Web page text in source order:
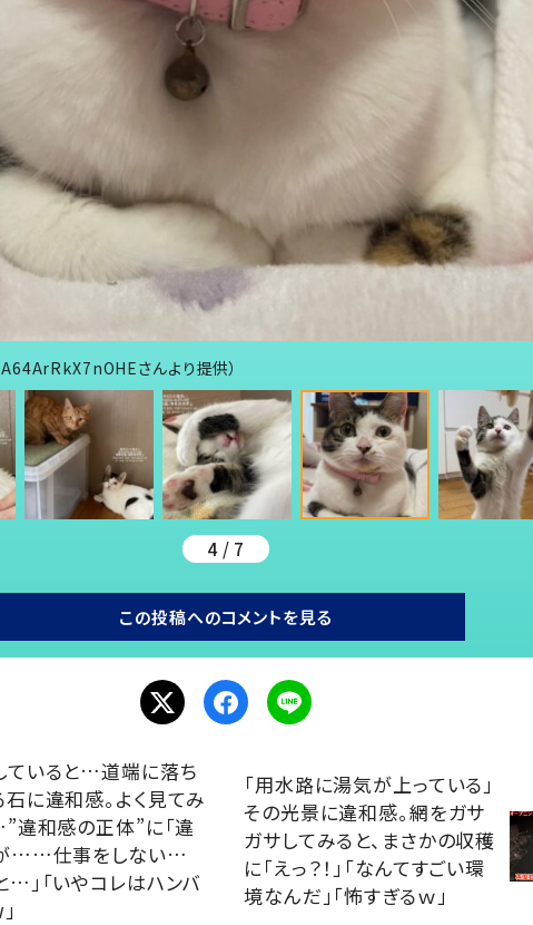
さんより提供）
4 / 7
この投稿へのコメントを見る
ていると…道端に落ち
に違和感。よく見てみ
違和感の正体”に「違
……仕事をしない…
」「いやコレはハンバ
「用水路に湯気が上っている」
その光景に違和感。網をガサ
ガサしてみると、まさかの収穫
に「えっ？！」「なんてすごい環
境なんだ」「怖すぎるｗ」